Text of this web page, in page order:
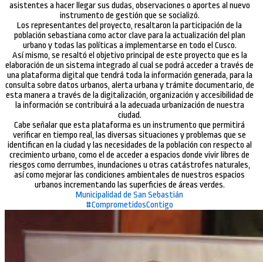
asistentes a hacer llegar sus dudas, observaciones o aportes al nuevo
instrumento de gestión que se socializó.
Los representantes del proyecto, resaltaron la participación de la
población sebastiana como actor clave para la actualización del plan
urbano y todas las políticas a implementarse en todo el Cusco.
Así mismo, se resaltó el objetivo principal de este proyecto que es la
elaboración de un sistema integrado al cual se podrá acceder a través de
una plataforma digital que tendrá toda la información generada, para la
consulta sobre datos urbanos, alerta urbana y trámite documentario, de
esta manera a través de la digitalización, organización y accesibilidad de
la información se contribuirá a la adecuada urbanización de nuestra
ciudad.
Cabe señalar que esta plataforma es un instrumento que permitirá
verificar en tiempo real, las diversas situaciones y problemas que se
identifican en la ciudad y las necesidades de la población con respecto al
crecimiento urbano, como el de acceder a espacios donde vivir libres de
riesgos como derrumbes, inundaciones u otras catástrofes naturales,
así como mejorar las condiciones ambientales de nuestros espacios
urbanos incrementando las superficies de áreas verdes.
Municipalidad de San Sebastián
#ComprometidosContigo